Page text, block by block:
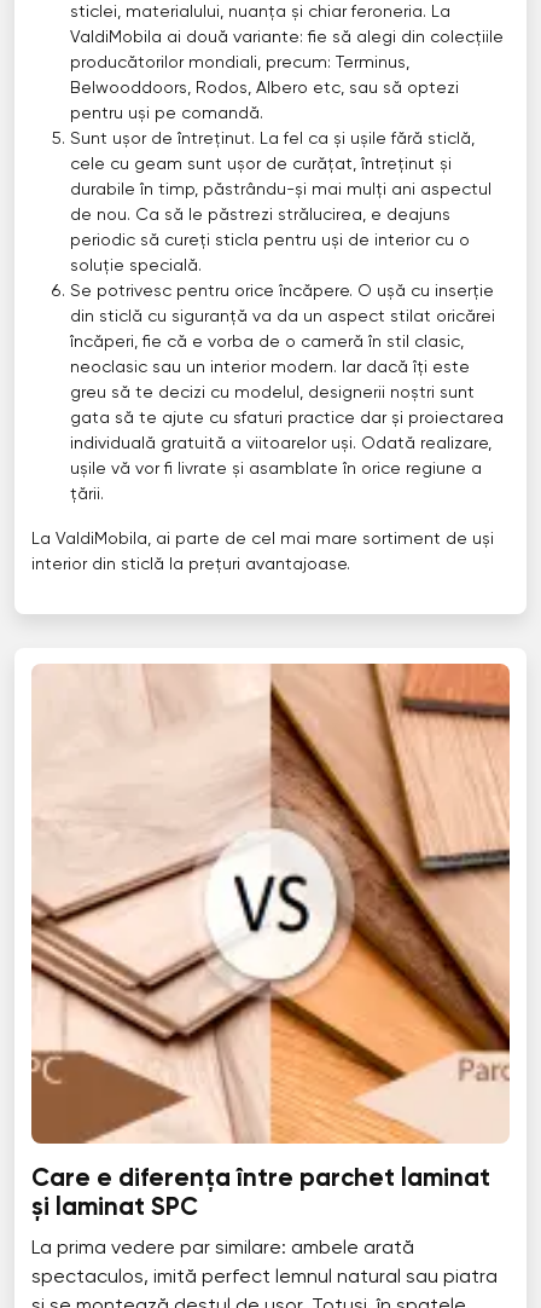
sticlei, materialului, nuanța și chiar feroneria. La
ValdiMobila ai două variante: fie să alegi din colecțiile
producătorilor mondiali, precum: Terminus,
Belwooddoors, Rodos, Albero etc, sau să optezi
pentru uși pe comandă.
Sunt ușor de întreținut. La fel ca și ușile fără sticlă,
cele cu geam sunt ușor de curățat, întreținut și
durabile în timp, păstrându-și mai mulți ani aspectul
de nou. Ca să le păstrezi strălucirea, e deajuns
periodic să cureți sticla pentru uși de interior cu o
soluție specială.
Se potrivesc pentru orice încăpere. O ușă cu inserție
din sticlă cu siguranță va da un aspect stilat oricărei
încăperi, fie că e vorba de o cameră în stil clasic,
neoclasic sau un interior modern. Iar dacă îți este
greu să te decizi cu modelul, designerii noștri sunt
gata să te ajute cu sfaturi practice dar și proiectarea
individuală gratuită a viitoarelor uși. Odată realizare,
ușile vă vor fi livrate și asamblate în orice regiune a
țării.
La ValdiMobila, ai parte de cel mai mare sortiment de uși
interior din sticlă la prețuri avantajoase.
Care e diferența între parchet laminat
și laminat SPC
La prima vedere par similare: ambele arată
spectaculos, imită perfect lemnul natural sau piatra